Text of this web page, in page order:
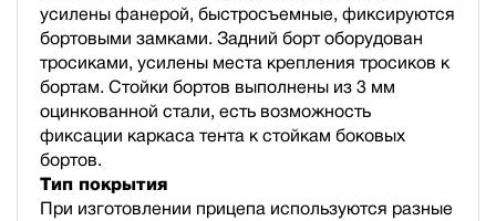
усилены фанерой, быстросъемные, фиксируются
бортовыми замками. Задний борт оборудован
тросиками, усилены места крепления тросиков к
бортам. Стойки бортов выполнены из 3 мм
оцинкованной стали, есть возможность
фиксации каркаса тента к стойкам боковых
бортов.
Тип покрытия
При изготовлении прицепа используются разные